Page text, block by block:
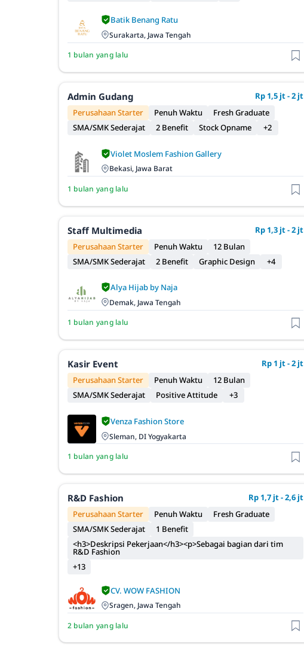
Batik Benang Ratu
Surakarta, Jawa Tengah
1 bulan yang lalu
Admin Gudang
Rp 1,5 jt - 2 jt
Perusahaan Starter
Penuh Waktu
Fresh Graduate
SMA/SMK Sederajat
2 Benefit Stock Opname +2
Violet Moslem Fashion Gallery
Bekasi, Jawa Barat
1 bulan yang lalu
Staff Multimedia
Rp 1,3 jt - 2 jt
Perusahaan Starter
Penuh Waktu
12 Bulan
SMA/SMK Sederajat
2 Benefit Graphic Design +4
Alya Hijab by Naja
Demak, Jawa Tengah
1 bulan yang lalu
Kasir Event
Rp 1 jt - 2 jt
Perusahaan Starter
Penuh Waktu
12 Bulan
SMA/SMK Sederajat
Positive Attitude +3
Venza Fashion Store
Sleman, DI Yogyakarta
1 bulan yang lalu
R&D Fashion
Rp 1,7 jt - 2,6 jt
Perusahaan Starter
Penuh Waktu
Fresh Graduate
SMA/SMK Sederajat
1 Benefit
<h3>Deskripsi Pekerjaan</h3><p>Sebagai bagian dari tim
R&D Fashion
+13
CV. WOW FASHION
Sragen, Jawa Tengah
2 bulan yang lalu